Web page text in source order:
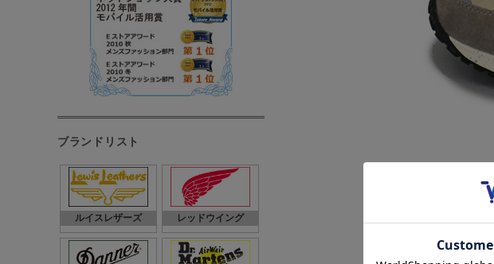
ブランドリスト
ルイスレザーズ レッドウイング